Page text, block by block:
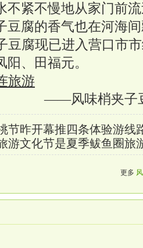
不紧不慢地从家门前
豆腐的香气也在河海
腐现已进入营口市市
、田福元。
旅游
——风味梢夹子
节昨开幕推四条体验游线
游文化节是夏季鲅鱼圈旅
更多